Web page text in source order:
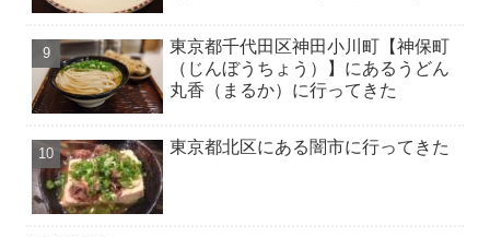
東京都千代田区神田小川町【神保町
（じんぼうちょう）】にあるうどん
丸香（まるか）に行ってきた
東京都北区にある闇市に行ってきた